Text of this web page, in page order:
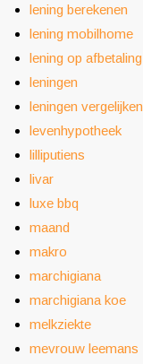
lening berekenen
lening mobilhome
lening op afbetaling
leningen
leningen vergelijken
levenhypotheek
lilliputiens
livar
luxe bbq
maand
makro
marchigiana
marchigiana koe
melkziekte
mevrouw leemans